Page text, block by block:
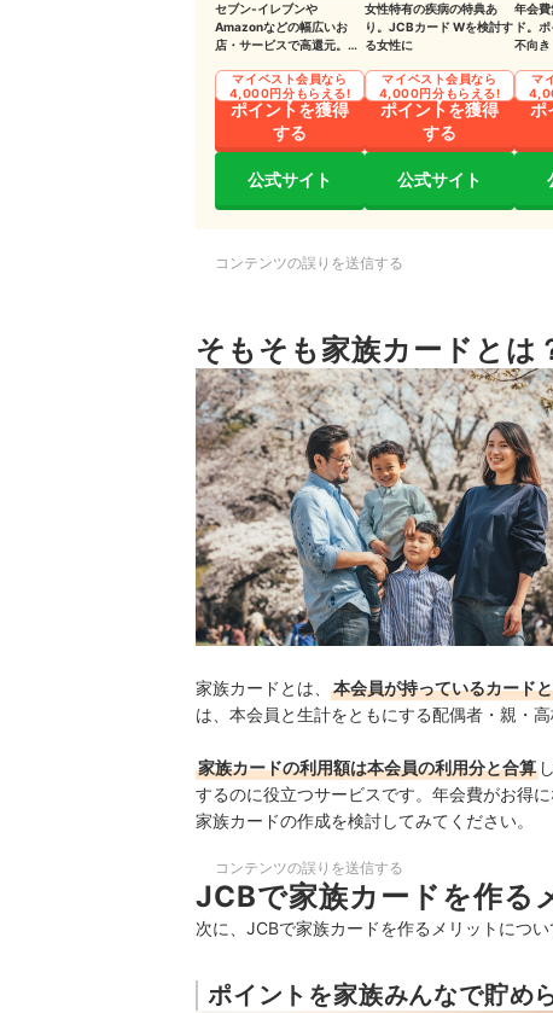
セブン‐イレブンや
Amazonなどの幅広いお
店・サービスで高還元。初
1枚
ポイントを獲得
する
マイベスト会員なら
4,000円分もらえる!
公式サイト
女性特有の疾病の特典あ
り。JCBカード Wを検討す
る女性に
ポイントを獲得
する
マイベスト会員なら
4,000円分もらえる!
公式サイト
年会
ド。
不向き
ポ
マ
コンテンツの誤りを送信する
そもそも家族カードとは
家族カードとは、 本会員が持っているカード
は、本会員と生計をともにする配偶者・親・
家族カードの利用額は本会員の利用分と合算
するのに役立つサービスです。 年会費がお得
家族カードの作成を検討してみてください。
コンテンツの誤りを送信する
JCBで家族カードを作る
次に、JCBで家族カードを作るメリットについ
ポイントを家族みんなで貯め